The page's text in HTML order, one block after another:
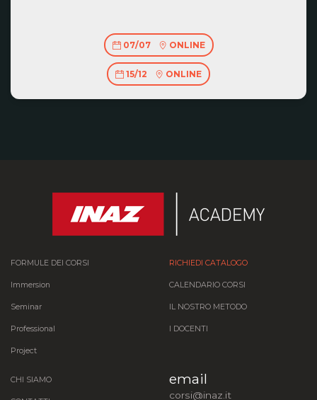
07/07 ONLINE
15/12 ONLINE
FORMULE DEI CORSI
Immersion
Seminar
Professional
Project
RICHIEDI CATALOGO
CALENDARIO CORSI
IL NOSTRO METODO
I DOCENTI
CHI SIAMO email
corsi@inaz.it